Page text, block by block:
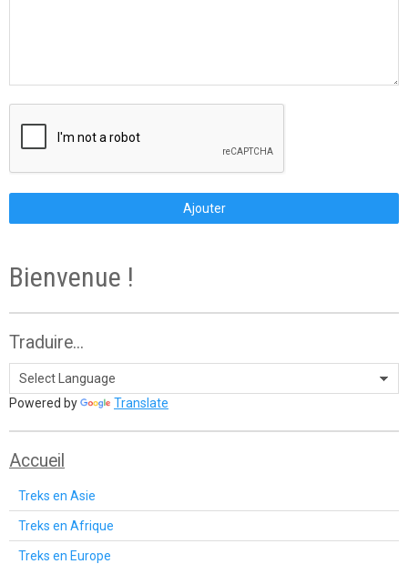
Ajouter
Bienvenue !
Traduire...
Powered by Translate
Accueil
Treks en Asie
Treks en Afrique
Treks en Europe